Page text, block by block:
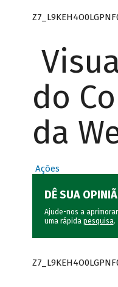
do
da
Ações
DÊ SUA
Ajude-nos a
uma rápida pesquisa.